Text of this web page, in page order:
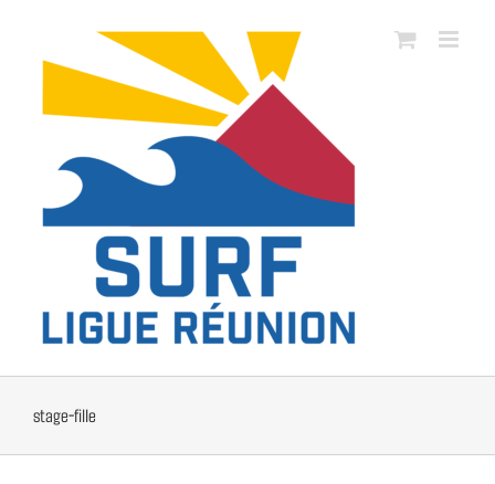
contenu
stage-fille